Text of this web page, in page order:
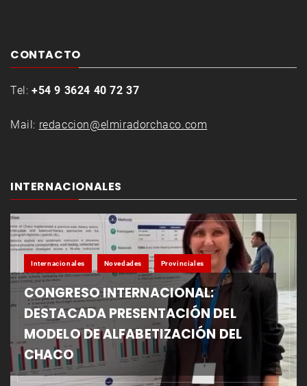
CONTACTO
Tel: +54 9 3624 40 72 37
Mail: redaccion@elmiradorchaco.com
INTERNACIONALES
Internacionales Novedades Provinciales
CONGRESO INTERNACIONAL:
DESTACADA PRESENTACIÓN DEL
MODELO DE ALFABETIZACIÓN DEL
CHACO